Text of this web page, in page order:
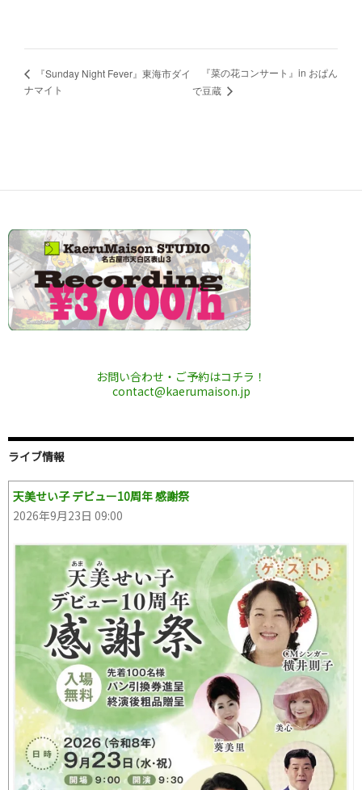
『Sunday Night Fever』東海市ダイ
ナマイト
『菜の花コンサート』in おぱん
で豆蔵
お問い合わせ・ご予約はコチラ！
contact@kaerumaison.jp
ライブ情報
天美せい子 デビュー10周年 感謝祭
2026年9月23日 09:00